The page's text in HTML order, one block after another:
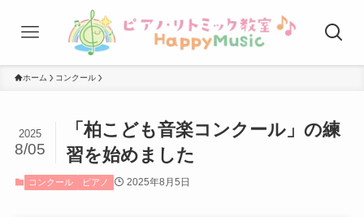
ホーム コンクール
「柏こども音楽コンクール」の練
習を始めました
2025
8/05
コンクール ピアノ 2025年8月5日